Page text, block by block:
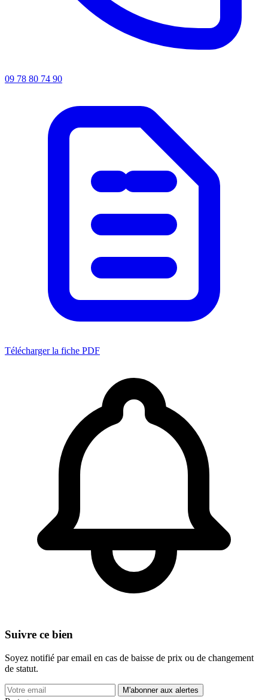
09 78 80 74 90
Télécharger la fiche PDF
Suivre ce bien
Soyez notifié par email en cas de baisse de prix ou de changement
de statut.
M'abonner aux alertes